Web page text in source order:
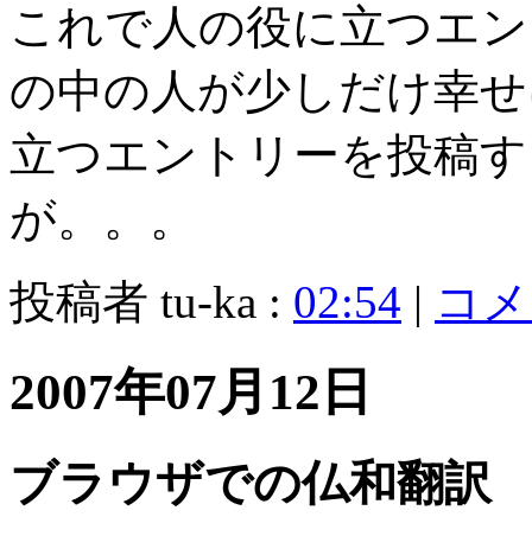
これで人の役に立つエ
の中の人が少しだけ幸
立つエントリーを投稿
が。。。
投稿者 tu-ka : 02:54 | コ
2007年07月12日
ブラウザでの仏和翻訳